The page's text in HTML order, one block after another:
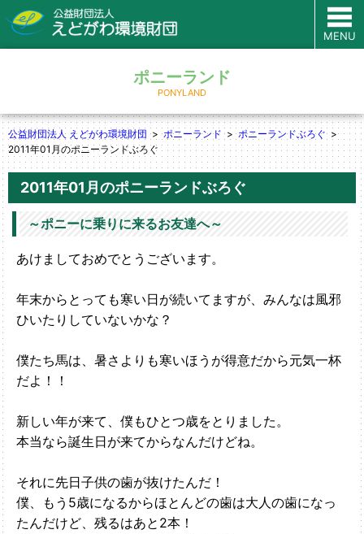
MENU
ポニーランド
PONYLAND
公益財団法人 えどがわ環境財団 ポニーランド
ポニーランドぶろぐ
2011年01月のポニーランドぶろぐ
2011年01月のポニーランドぶろぐ
～ポニーに乗りに来るお友達へ～
あけましておめでとうございます。
年末からとっても寒い日が続いてますが、みんなは風邪
ひいたりしていないかな？
僕たち馬は、暑さよりも寒いほうが得意だから元気一杯
だよ！！
新しい年が来て、僕もひとつ歳をとりました。
本当なら誕生日が来てからなんだけどね。
それに先日子供の歯が抜けたんだ！
僕、もう5歳になるからほとんどの歯は大人の歯になっ
たんだけど、残るはあと2本！